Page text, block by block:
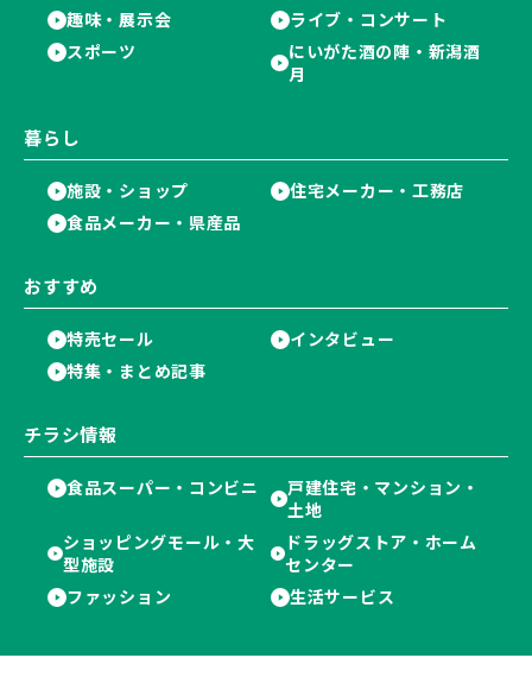
趣味・展示会
ライブ・コンサート
スポーツ
にいがた酒の陣・新潟酒
月
暮らし
施設・ショップ
住宅メーカー・工務店
食品メーカー・県産品
おすすめ
特売セール
インタビュー
特集・まとめ記事
チラシ情報
食品スーパー・コンビニ
戸建住宅・マンション・
土地
ショッピングモール・大
型施設
ドラッグストア・ホーム
センター
ファッション
生活サービス